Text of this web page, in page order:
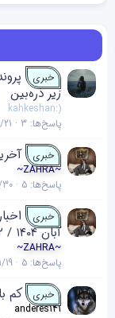
خبری
زیر ذره‌بین
kahkeshan:)
پاسخ‌ها 3
خبری
~ZAHRA~
پاسخ‌ها 5
30
خبری
آبان ۱۴۰۴ / ۱۲ تا ۱۹ نوامبر ۲۰۲۵)
~ZAHRA~
پاسخ‌ها 5
19
خبری کم
anderes141